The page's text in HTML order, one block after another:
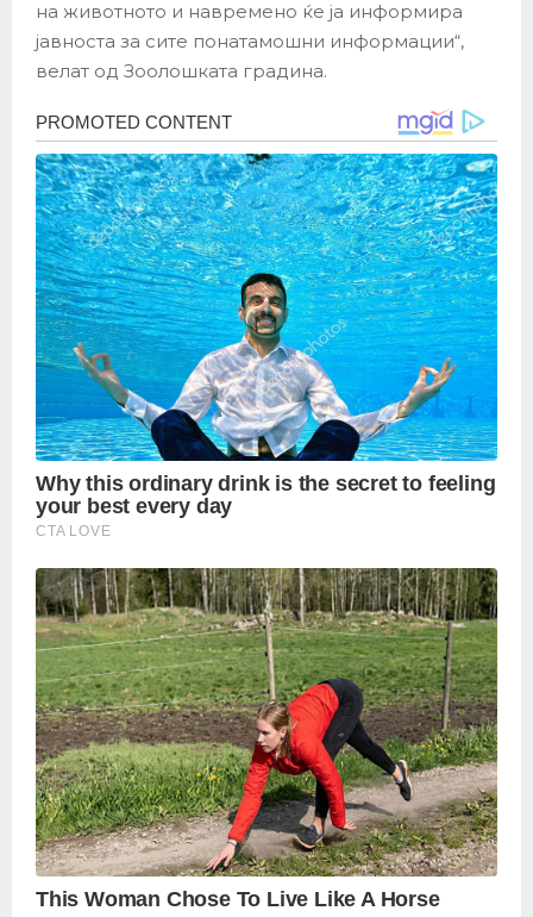
на животното и навремено ќе ја информира
јавноста за сите понатамошни информации“,
велат од Зоолошката градина.